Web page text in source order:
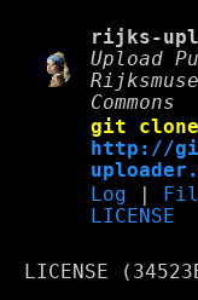
rijks-
Upload
Commons
git clone
http://
Log
LICENSE
LICENSE